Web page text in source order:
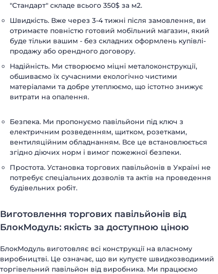
"Стандарт" складе всього 350$ за м2.
Швидкість. Вже через 3-4 тижні після замовлення, ви
отримаєте повністю готовий мобільний магазин, який
буде тільки вашим - без складних оформлень купівлі-
продажу або орендного договору.
Надійність. Ми створюємо міцні металоконструкції,
обшиваємо їх сучасними екологічно чистими
матеріалами та добре утеплюємо, що істотно знижує
витрати на опалення.
Безпека. Ми пропонуємо павільйони під ключ з
електричним розведенням, щитком, розетками,
вентиляційним обладнанням. Все це встановлюється
згідно діючих норм і вимог пожежної безпеки.
Простота. Установка торгових павільйонів в Україні не
потребує спеціальних дозволів та актів на проведення
будівельних робіт.
Виготовлення торгових павільйонів від
БлокМодуль: якість за доступною ціною
БлокМодуль виготовляє всі конструкції на власному
виробництві. Це означає, що ви купуєте швидкозводимий
торгівельний павільйон від виробника. Ми працюємо